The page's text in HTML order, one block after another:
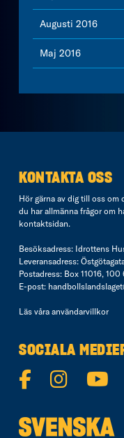
Augusti 2016
Maj 2016
KONTAKTA OSS
Hör gärna av dig till oss om
du har allmänna frågor om
kontaktsidan.
Besöksadress: Idrottens
Leveransadress:
Postadress: Box 11016,
E-post:
Läs våra användarvillkor
SOCIALA